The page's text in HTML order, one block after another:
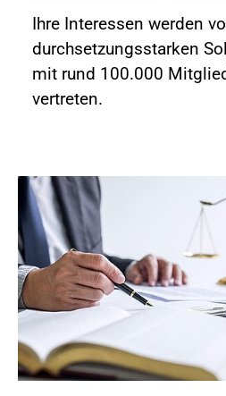
Ihre Interessen werden
durchsetzungsstarken
mit rund 100.000
vertreten.